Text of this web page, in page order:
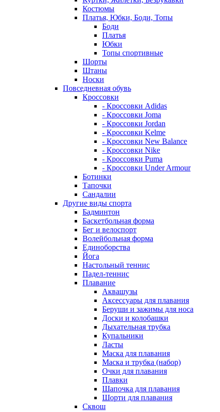
Костюмы
Платья, Юбки, Боди, Топы
Боди
Платья
Юбки
Топы спортивные
Шорты
Штаны
Носки
Повседневная обувь
Кроссовки
- Кроссовки Adidas
- Кроссовки Joma
- Кроссовки Jordan
- Кроссовки Kelme
- Кроссовки New Balance
- Кроссовки Nike
- Кроссовки Puma
- Кроссовки Under Armour
Ботинки
Тапочки
Сандалии
Другие виды спорта
Бадминтон
Баскетбольная форма
Бег и велоспорт
Волейбольная форма
Единоборства
Йога
Настольный теннис
Падел-теннис
Плавание
Аквашузы
Аксессуары для плавания
Беруши и зажимы для носа
Доски и колобашки
Дыхательная трубка
Купальники
Ласты
Маска для плавания
Маска и трубка (набор)
Очки для плавания
Плавки
Шапочка для плавания
Шорти для плавания
Сквош